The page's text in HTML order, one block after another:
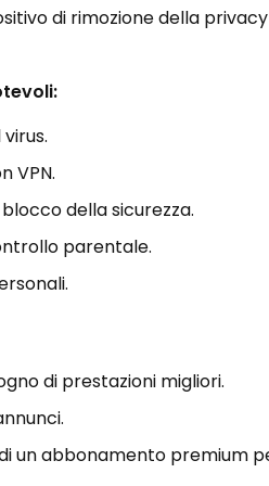
di rimozione della
VPN.
della sicurezza.
parentale.
di prestazioni migliori.
un abbonamento premium